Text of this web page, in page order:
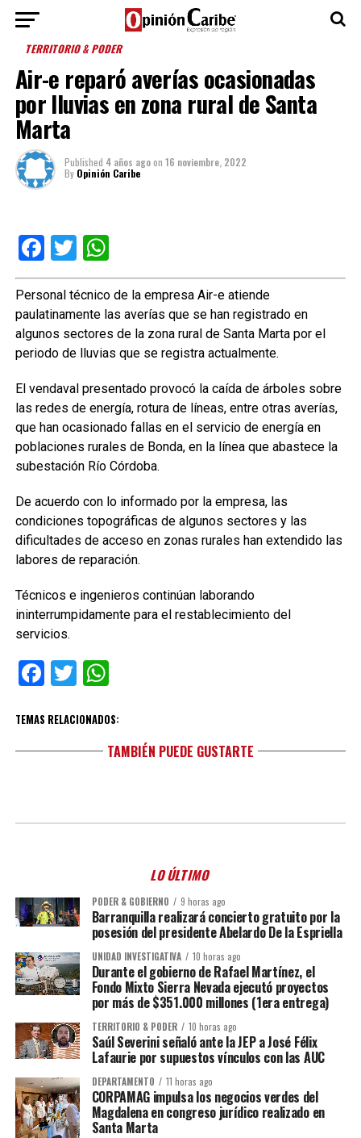
TERRITORIO & PODER
Air-e reparó averías ocasionadas
por lluvias en zona rural de Santa
Marta
Published 4 años agoon 16 noviembre, 2022
By Opinión Caribe
Facebook
TwitterWhatsApp
Personal técnico de la empresa Air-e atiende
paulatinamente las averías que se han registrado en
algunos sectores de la zona rural de Santa Marta por el
periodo de lluvias que se registra actualmente.
El vendaval presentado provocó la caída de árboles sobre
las redes de energía, rotura de líneas, entre otras averías,
que han ocasionado fallas en el servicio de energía en
poblaciones rurales de Bonda, en la línea que abastece la
subestación Río Córdoba.
De acuerdo con lo informado por la empresa, las
condiciones topográficas de algunos sectores y las
dificultades de acceso en zonas rurales han extendido las
labores de reparación.
Técnicos e ingenieros continúan laborando
ininterrumpidamente para el restablecimiento del
servicios.
Facebook
TwitterWhatsApp
TEMAS RELACIONADOS:
TAMBIÉN PUEDE GUSTARTE
LO ÚLTIMO
PODER & GOBIERNO 9 horas ago
Barranquilla realizará concierto gratuito por la
posesión del presidente Abelardo De la Espriella
UNIDAD INVESTIGATIVA 10 horas ago
Durante el gobierno de Rafael Martínez, el
Fondo Mixto Sierra Nevada ejecutó proyectos
por más de $351.000 millones (1era entrega)
TERRITORIO & PODER 10 horas ago
Saúl Severini señaló ante la JEP a José Félix
Lafaurie por supuestos vínculos con las AUC
DEPARTAMENTO 11 horas ago
CORPAMAG impulsa los negocios verdes del
Magdalena en congreso jurídico realizado en
Santa Marta